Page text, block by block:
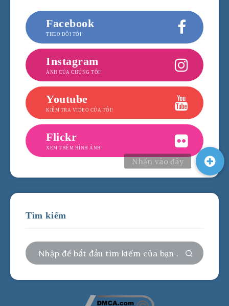
Facebook
THEO DÕI TÔI!
Instagram
ẢNH CỦA CHÚNG TÔI!
Youtube
KIỂM TRA VIDEO CỦA TÔI!
Flickr
XEM THÊM HÌNH ẢNH!
Tìm kiếm